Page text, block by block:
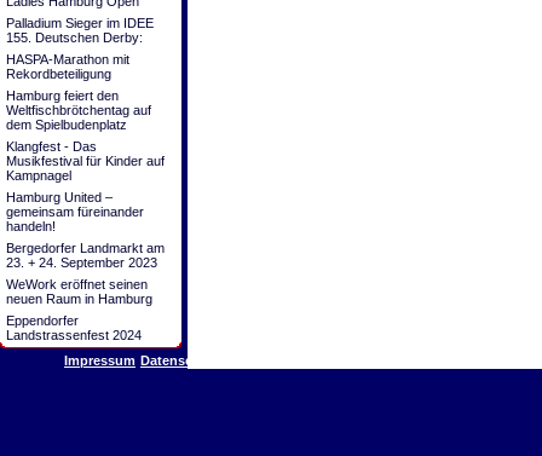
Palladium Sieger im IDEE
155. Deutschen Derby:
HASPA-Marathon mit
Rekordbeteiligung
Hamburg feiert den
Weltfischbrötchentag auf
dem Spielbudenplatz
Klangfest - Das
Musikfestival für Kinder auf
Kampnagel
Hamburg United –
gemeinsam füreinander
handeln!
Bergedorfer Landmarkt am
23. + 24. September 2023
WeWork eröffnet seinen
neuen Raum in Hamburg
Eppendorfer
Landstrassenfest 2024
Impressum Datenschutz